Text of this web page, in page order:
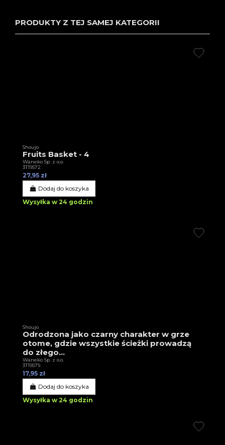
PRODUKTY Z TEJ SAMEJ KATEGORII
Shoujo
Fruits Basket - 4
Waneko Sp. z o.o.
3T19572
27,95 zł
Dodaj do koszyka
Wysyłka w 24 godzin
Shoujo
Odrodzona jako czarny charakter w grze
otome, gdzie wszystkie ścieżki prowadzą
do złego...
Waneko Sp. z o.o.
3T19579
17,95 zł
Dodaj do koszyka
Wysyłka w 24 godzin